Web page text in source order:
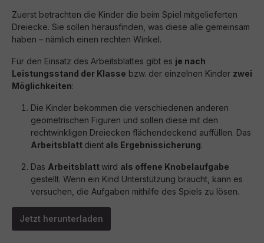
Zuerst betrachten die Kinder die beim Spiel mitgelieferten
Dreiecke. Sie sollen herausfinden, was diese alle gemeinsam
haben – nämlich einen rechten Winkel.
Für den Einsatz des Arbeitsblattes gibt es je nach
Leistungsstand der Klasse bzw. der einzelnen Kinder zwei
Möglichkeiten:
Die Kinder bekommen die verschiedenen anderen
geometrischen Figuren und sollen diese mit den
rechtwinkligen Dreiecken flächendeckend auffüllen. Das
Arbeitsblatt dient als Ergebnissicherung.
Das Arbeitsblattwird als offene Knobelaufgabe
gestellt. Wenn ein Kind Unterstützung braucht, kann es
versuchen, die Aufgaben mithilfe des Spiels zu lösen.
Jetzt herunterladen